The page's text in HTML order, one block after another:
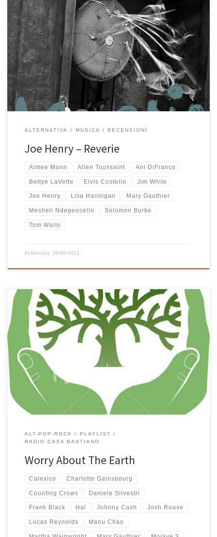
Raffinato. Colto. Elegante. Gli aggettivi simili a questi si sprecano
per Joe Henry, nome rimasto sempre nascosto dietro alla
produzione di eccellenti dischi di gente come Solomon Burke (nel
suo più bel disco di sempre Don’t Give Up on Me), Jim White
(nell’ottimo Drill a Hole In That Substrate and […]
ALTERNATIVA MUSICA RECENSIONI
Joe Henry – Reverie
Aimee Mann Allen Toussaint Ani DiFranco
Bettye LaVette Elvis Costello Jim White
Joe Henry Lisa Hannigan Mary Gauthier
Meshell Ndegeocello Solomon Burke
Tom Waits
Pubblicato 28/08/2012
Playlist country folk rock davvero ben riuscita. L’idea centrale ruota
intorno allo strepitoso disco di Solal (più l’ascolto e più mi piace) e
si allarga piano piano tra la sognante Pink Moon di Nick Drake e la
stupefacente cover dei Cure friday I’m In Love cantata e suonata
divinamente da […]
ALT-POP-ROCK
PLAYLIST
RADIO CASA BASTIANO
Worry About The Earth
Calexico Charlotte Gainsbourg
Counting Crows Daniele Silvestri
Frank Black Hal Johnny Cash Josh Rouse
Lucas Reynolds Manu Chao